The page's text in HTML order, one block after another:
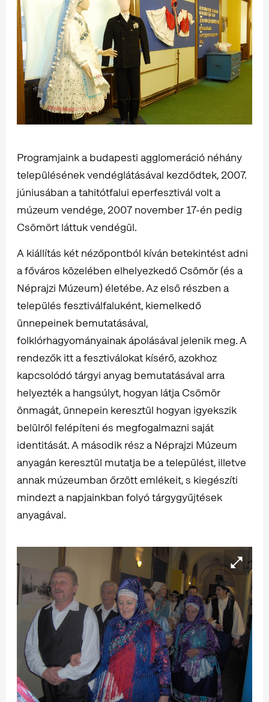
Programjaink a budapesti agglomeráció néhány
településének vendéglátásával kezdődtek, 2007.
júniusában a tahitótfalui eperfesztivál volt a
múzeum vendége, 2007 november 17-én pedig
Csömört láttuk vendégül.
A kiállítás két nézőpontból kíván betekintést adni
a főváros közelében elhelyezkedő Csömör (és a
Néprajzi Múzeum) életébe. Az első részben a
település fesztiválfaluként, kiemelkedő
ünnepeinek bemutatásával,
folklórhagyományainak ápolásával jelenik meg. A
rendezők itt a fesztiválokat kísérő, azokhoz
kapcsolódó tárgyi anyag bemutatásával arra
helyezték a hangsúlyt, hogyan látja Csömör
önmagát, ünnepein keresztül hogyan igyekszik
belülről felépíteni és megfogalmazni saját
identitását. A második rész a Néprajzi Múzeum
anyagán keresztül mutatja be a települést, illetve
annak múzeumban őrzött emlékeit, s kiegészíti
mindezt a napjainkban folyó tárgygyűjtések
anyagával.